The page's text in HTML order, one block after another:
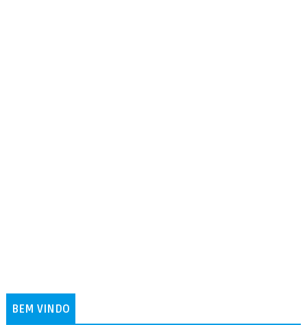
BEM VINDO